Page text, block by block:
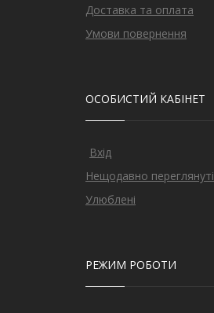
Доставка та оплата
Умови повернення
ОСОБИСТИЙ КАБІНЕТ
Вхід
Нещодавно переглянуті
Улюблені
РЕЖИМ РОБОТИ